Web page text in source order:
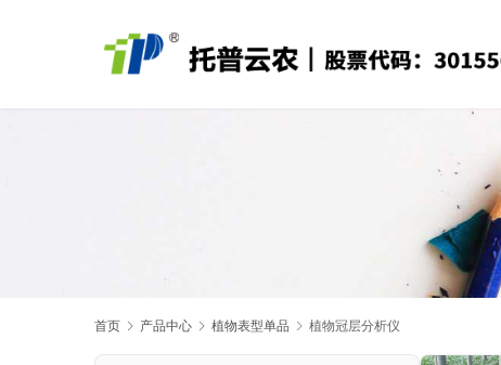
首页 产品中心 植物表型单品 植物冠层分析仪